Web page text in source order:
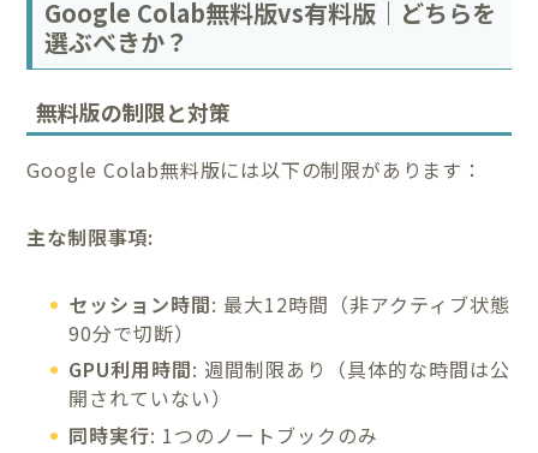
Google Colab無料版vs有料版｜どちらを
選ぶべきか？
無料版の制限と対策
Google Colab無料版には以下の制限があります：
主な制限事項:
セッション時間: 最大12時間（非アクティブ状態
90分で切断）
GPU利用時間: 週間制限あり（具体的な時間は公
開されていない）
同時実行: 1つのノートブックのみ